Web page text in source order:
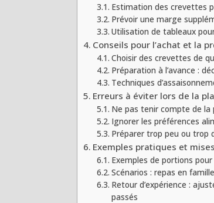
Estimation des crevettes
Prévoir une marge
Utilisation de tableaux
Conseils pour l’achat et la
Choisir des crevettes de
Préparation à l’avance :
Techniques
Erreurs à éviter lors de la
Ne pas tenir compte de la
Ignorer les préférences
Préparer trop peu ou trop
Exemples pratiques et
Exemples de portions
Scénarios : repas en
Retour d’expérience :
passés